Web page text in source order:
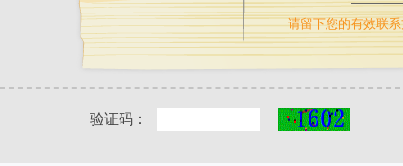
请留下您的有效联
验证码：